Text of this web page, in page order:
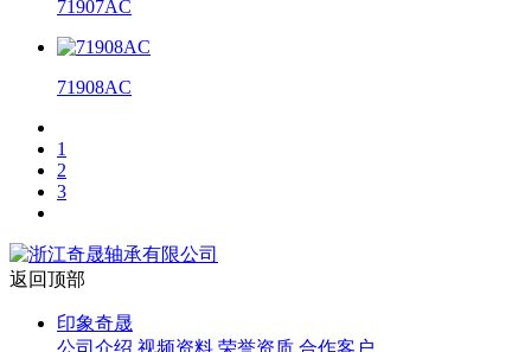
71907AC
71908AC
1
2
3
返回顶部
印象奇晟
公司介绍 视频资料 荣誉资质 合作客户